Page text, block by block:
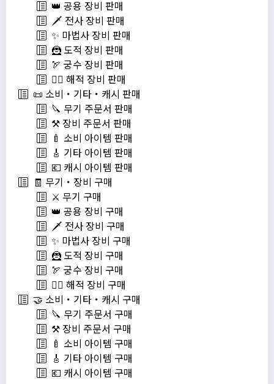
👑 공용 장비 판매
🗡️ 전사 장비 판매
✨ 마법사 장비 판매
🦹 도적 장비 판매
🏹 궁수 장비 판매
🏴‍☠️ 해적 장비 판매
📜 소비・기타・캐시 판매
🔪 무기 주문서 판매
⚒️ 장비 주문서 판매
🍼 소비 아이템 판매
🎸 기타 아이템 판매
💶 캐시 아이템 판매
🧾 무기・장비 구매
⚔️ 무기 구매
👑 공용 장비 구매
🗡️ 전사 장비 구매
✨ 마법사 장비 구매
🦹 도적 장비 구매
🏹 궁수 장비 구매
🏴‍☠️ 해적 장비 구매
🤝 소비・기타・캐시 구매
🔪 무기 주문서 구매
⚒️ 장비 주문서 구매
🍼 소비 아이템 구매
🎸 기타 아이템 구매
💶 캐시 아이템 구매